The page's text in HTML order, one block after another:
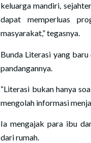
keluarga mandiri,
dapat memperluas
masyarakat,” tegasnya.
Bunda Literasi yang
pandangannya.
“Literasi bukan hanya
mengolah informasi
Ia mengajak para ibu
dari rumah.